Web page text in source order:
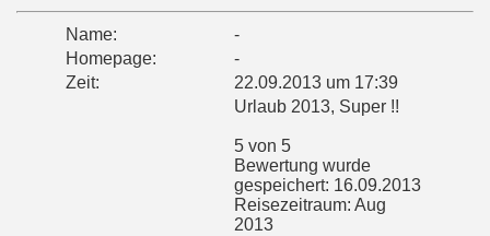
Name:
-
Homepage:
-
Zeit:
22.09.2013 um 17:39
Urlaub 2013, Super !!
5 von 5
Bewertung wurde
gespeichert: 16.09.2013
Reisezeitraum: Aug
2013